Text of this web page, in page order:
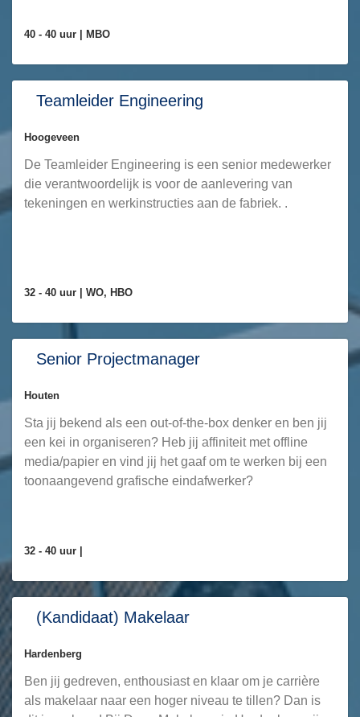
40 - 40 uur | MBO
Teamleider Engineering
Hoogeveen
De Teamleider Engineering is een senior medewerker
die verantwoordelijk is voor de aanlevering van
tekeningen en werkinstructies aan de fabriek. .
32 - 40 uur | WO, HBO
Senior Projectmanager
Houten
Sta jij bekend als een out-of-the-box denker en ben jij
een kei in organiseren? Heb jij affiniteit met offline
media/papier en vind jij het gaaf om te werken bij een
toonaangevend grafische eindafwerker?
32 - 40 uur |
(Kandidaat) Makelaar
Hardenberg
Ben jij gedreven, enthousiast en klaar om je carrière
als makelaar naar een hoger niveau te tillen? Dan is